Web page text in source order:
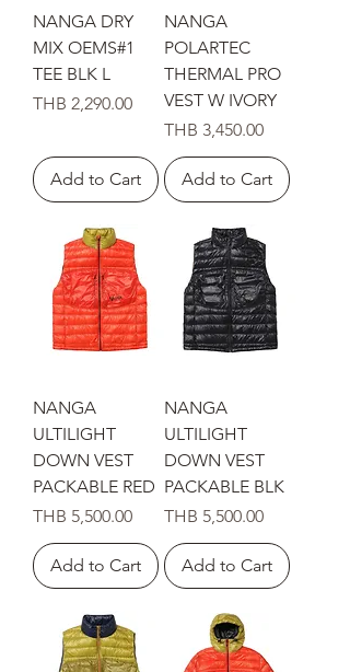
NANGA DRY
MIX OEMS#1
TEE BLK L
Price
THB 2,290.00
Add to Cart
NANGA
POLARTEC
THERMAL PRO
VEST W IVORY
Price
THB 3,450.00
Add to Cart
NANGA
ULTILIGHT
DOWN VEST
PACKABLE RED
Price
THB 5,500.00
Add to Cart
NANGA
ULTILIGHT
DOWN VEST
PACKABLE BLK
Price
THB 5,500.00
Add to Cart